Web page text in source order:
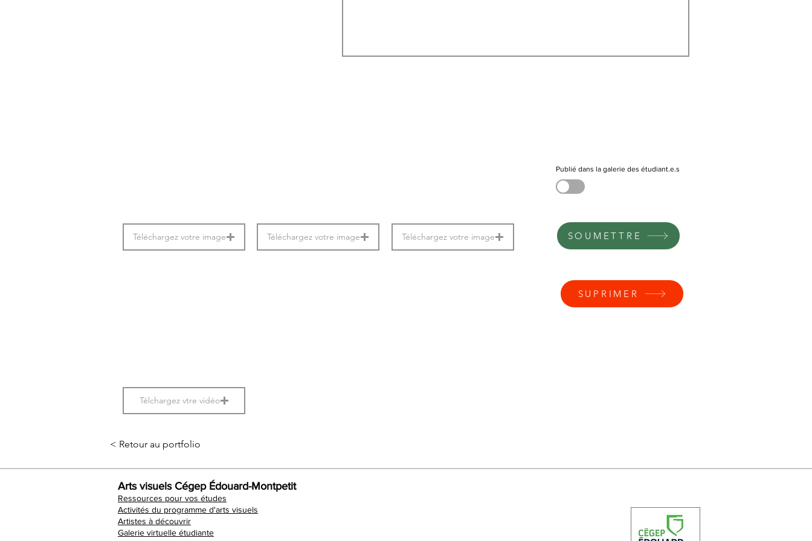
Téléchargez votre image Téléchargez votre image Téléchargez votre image
Publié dans la galerie des étudiant.e.s
SOUMETTRE
SUPRIMER
Télchargez vtre vidéo
< Retour au portfolio
Arts visuels Cégep Édouard-Montpetit
Ressources pour vos études
Activités du programme d'arts visuels
Artistes à découvrir
Galerie virtuelle étudiante